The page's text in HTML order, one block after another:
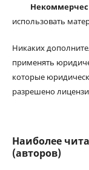
использовать
Никаких
применять
которые
разрешено
Наиболее
(авторов)